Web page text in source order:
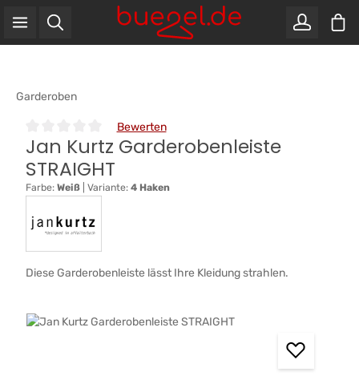
Zum Hauptinhalt springen
Garderoben
Durchschnittliche Bewertung von 0 von 5 Sternen
Bewerten
Jan Kurtz Garderobenleiste
STRAIGHT
Farbe: Weiß Variante: 4 Haken
Diese Garderobenleiste lässt Ihre Kleidung strahlen.
Bildergalerie überspringen